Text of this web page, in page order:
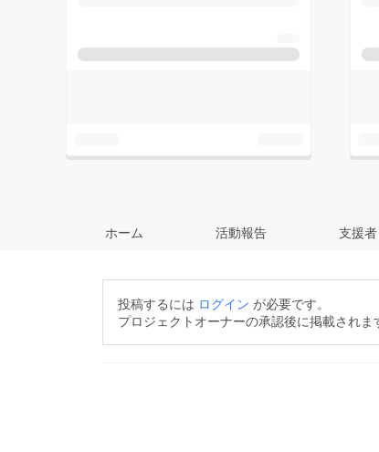
ホーム 活動報告 支援者
投稿するには ログイン が必要です。
プロジェクトオーナーの承認後に掲載されま